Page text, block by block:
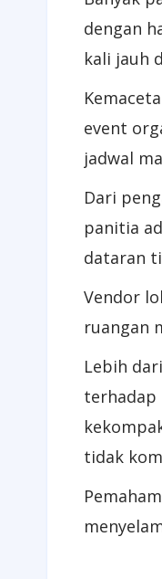
dengan
kali jauh
event
jadwal
Dari
panitia
dataran
Vendor
ruangan
Lebih
terhadap
tidak